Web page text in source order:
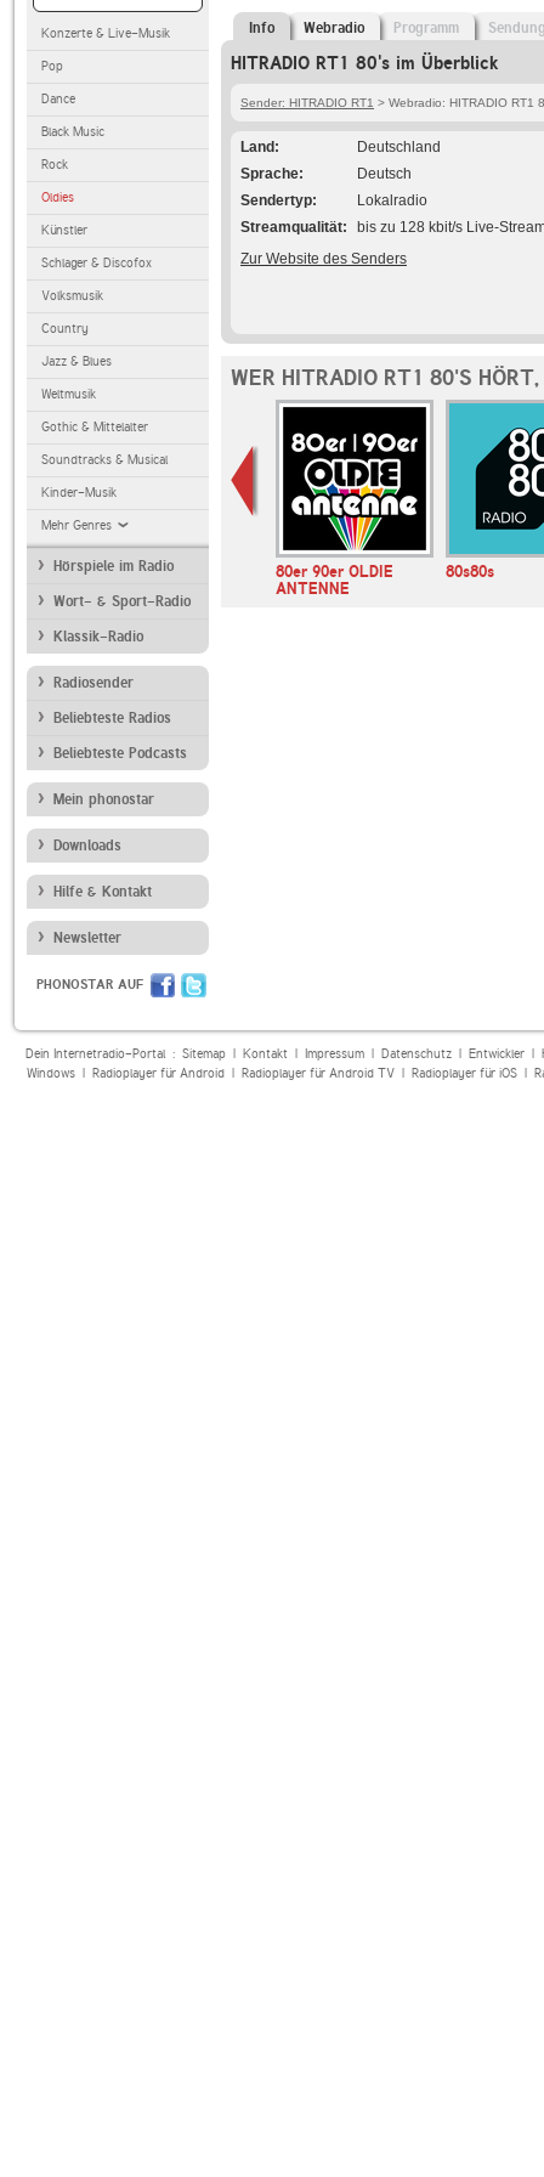
Konzerte & Live-Musik
Pop
Dance
Black Music
Rock
Oldies
Künstler
Schlager & Discofox
Volksmusik
Country
Jazz & Blues
Weltmusik
Gothic & Mittelalter
Soundtracks & Musical
Kinder-Musik
Mehr Genres
Hörspiele im Radio
Wort- & Sport-Radio
Klassik-Radio
Radiosender
Beliebteste Radios
Beliebteste Podcasts
Mein phonostar
Downloads
Hilfe & Kontakt
Newsletter
PHONOSTAR AUF
Info Webradio Programm
HITRADIO RT1 80's im Überblick
Sender: HITRADIO RT1 > Webradio: HITRADIO RT1
Land
Deutschland
Sprache
Deutsch
Sendertyp
Lokalradio
Streamqualität
bis zu 128 kbit/s Live-
Zur Website des Senders
WER HITRADIO RT1 80'S
NDR 2
80er 90er OLDIE
ANTENNE
80s80s
Dein Internetradio-Portal : Sitemap| Kontakt| Impressum| Datenschutz| Entwickler|
Windows| Radioplayer für Android| Radioplayer für Android TV| Radioplayer für iOS|